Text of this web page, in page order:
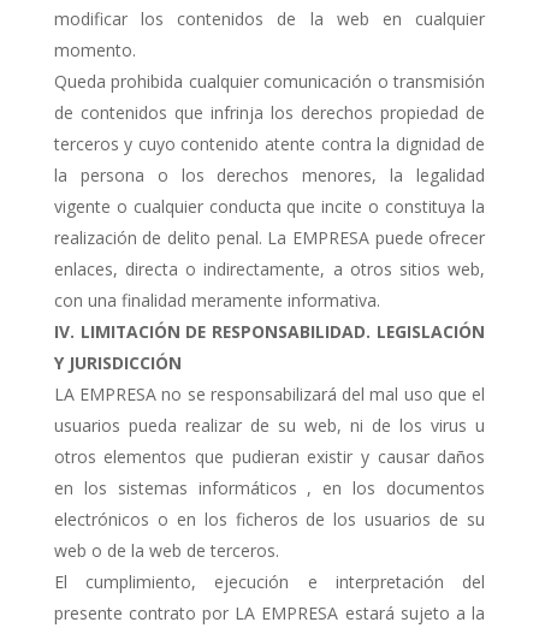
modificar los contenidos de la web en cualquier
momento.
Queda prohibida cualquier comunicación o transmisión
de contenidos que infrinja los derechos propiedad de
terceros y cuyo contenido atente contra la dignidad de
la persona o los derechos menores, la legalidad
vigente o cualquier conducta que incite o constituya la
realización de delito penal. La EMPRESA puede ofrecer
enlaces, directa o indirectamente, a otros sitios web,
con una finalidad meramente informativa.
IV. LIMITACIÓN DE RESPONSABILIDAD. LEGISLACIÓN
Y JURISDICCIÓN
LA EMPRESA no se responsabilizará del mal uso que el
usuarios pueda realizar de su web, ni de los virus u
otros elementos que pudieran existir y causar daños
en los sistemas informáticos , en los documentos
electrónicos o en los ficheros de los usuarios de su
web o de la web de terceros.
El cumplimiento, ejecución e interpretación del
presente contrato por LA EMPRESA estará sujeto a la